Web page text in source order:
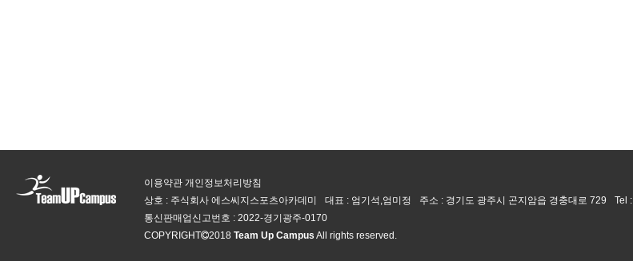
이용약관 개인정보처리방침
상호 : 주식회사 에스씨지스포츠아카데미
대표 : 엄기석,엄미정 주소 : 경기도 광주시 곤지암읍 경충대로 729 Tel :
통신판매업신고번호 : 2022-경기광주-0170
COPYRIGHT
2018 Team Up Campus All rights reserved.